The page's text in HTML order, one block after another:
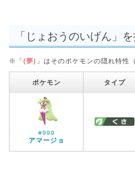
「じょおうのいげん」
※「(夢) 」はそのポケモンの隠れ特性
ポケモン タイプ
#999
アマージョ